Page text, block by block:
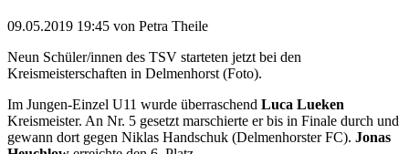
09.05.2019 19:45 von Petra Theile
Neun Schüler/innen des TSV starteten jetzt bei den
Kreismeisterschaften in Delmenhorst (Foto).
Im Jungen-Einzel U11 wurde überraschend Luca Lueken
Kreismeister. An Nr. 5 gesetzt marschierte er bis in Finale durch und
gewann dort gegen Niklas Handschuk (Delmenhorster FC). Jonas